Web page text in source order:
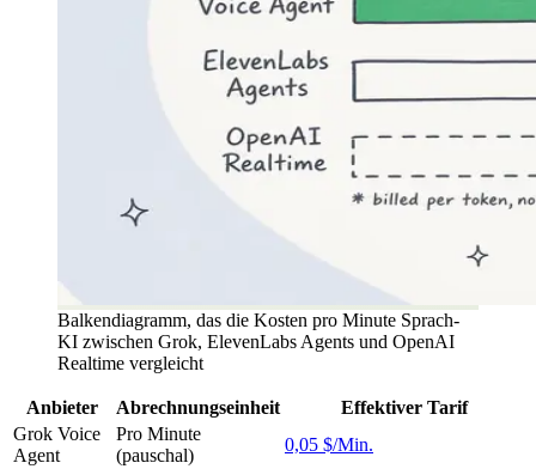
Balkendiagramm, das die Kosten pro Minute Sprach-
KI zwischen Grok, ElevenLabs Agents und OpenAI
Realtime vergleicht
Anbieter Abrechnungseinheit
Effektiver Tarif
Grok Voice
Agent
Pro Minute
(pauschal)
0,05 $/Min.